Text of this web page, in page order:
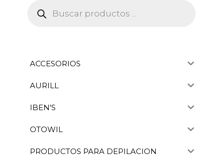
productos
ACCESORIOS
AURILL
IBEN'S
OTOWIL
PRODUCTOS PARA DEPILACION